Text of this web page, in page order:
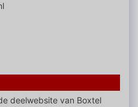
deelwebsite van Boxtel